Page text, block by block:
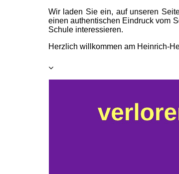
Wir laden Sie ein, auf unseren
einen authentischen Eindruck vom
Schule interessieren.
Herzlich willkommen am Heinrich-